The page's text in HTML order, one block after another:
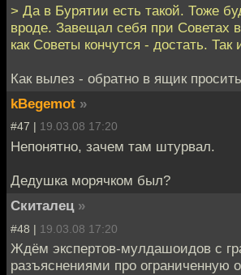
> Да в Бурятии есть такой. Тоже
вроде. Завещал себя при Советах
как Советы кончутся - достать. Так
Как вылез - обратно в ящик
kBegemot »
#47 | 19.03.08 17:20
Непонятно, зачем там штурвал.
Дедушка морячком был?
Скиталец »
#48 | 19.03.08 17:20
Ждём экспертов-мулдашоидов с
разъяснениями про ограниченную